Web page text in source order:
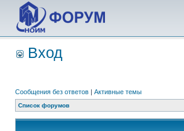
Вход
Сообщения без ответов | Активные темы
Список форумов